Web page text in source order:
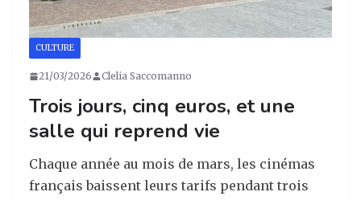
CULTURE
21/03/2026 Clelia Saccomanno
Trois jours, cinq euros, et une
salle qui reprend vie
Chaque année au mois de mars, les cinémas
français baissent leurs tarifs pendant trois